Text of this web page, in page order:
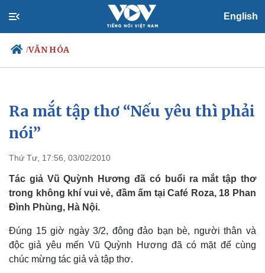
English
/VĂN HÓA
Chính trị
Đảng
Tổ chức nhân sự
Nhận diện sự thật
Xã hội
Việc làm
Biển đảo
Ra mắt tập thơ “Nếu yêu thì phải
nói”
Thứ Tư, 17:56, 03/02/2010
Tác giả Vũ Quỳnh Hương đã có buổi ra mắt tập thơ
trong không khí vui vẻ, đầm ấm tại Café Roza, 18 Phan
Đình Phùng, Hà Nội.
Đúng 15 giờ ngày 3/2, đông đảo bạn bè, người thân và
độc giả yêu mến Vũ Quỳnh Hương đã có mặt để cùng
chúc mừng tác giả và tập thơ.